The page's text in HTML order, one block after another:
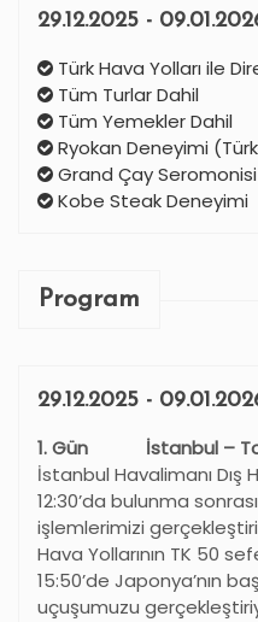
29.12.2025 -
Türk Hava Yolları ile
Tüm Turlar Dahil
Tüm Yemekler Dahil
Ryokan Deneyimi
Grand Çay Seromonisi
Kobe Steak Deneyimi
Program
29.12.2025 -
1. Gün İstanbul –
İstanbul Havalimanı Dış
12:30’da bulunma
işlemlerimizi
Hava Yollarının TK 50
15:50’de Japonya’nın
uçuşumuzu